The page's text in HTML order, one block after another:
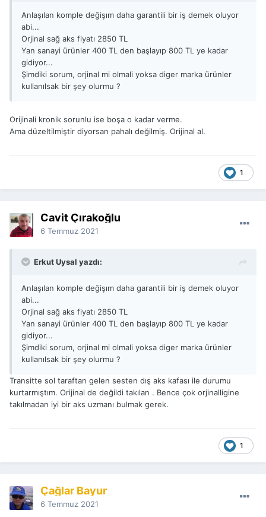
Anlaşılan komple değişım daha garantili bir iş demek oluyor
abi...
Orjinal sağ aks fiyatı 2850 TL
Yan sanayi ürünler 400 TL den başlayıp 800 TL ye kadar
gidiyor...
Şimdiki sorum, orjinal mi olmali yoksa diger marka ürünler
kullanılsak bir şey olurmu ?
Orijinali kronik sorunlu ise boşa o kadar verme.
Ama düzeltilmiştir diyorsan pahalı değilmiş. Orijinal al.
1
Cavit Çırakoğlu
6 Temmuz 2021
Erkut Uysal yazdı:
Anlaşılan komple değişım daha garantili bir iş demek oluyor
abi...
Orjinal sağ aks fiyatı 2850 TL
Yan sanayi ürünler 400 TL den başlayıp 800 TL ye kadar
gidiyor...
Şimdiki sorum, orjinal mi olmali yoksa diger marka ürünler
kullanılsak bir şey olurmu ?
Transitte sol taraftan gelen sesten dış aks kafası ile durumu
kurtarmıştım. Orijinal de değildi takılan . Bence çok orjinalligine
takılmadan iyi bir aks uzmanı bulmak gerek.
1
Çağlar Bayur
6 Temmuz 2021